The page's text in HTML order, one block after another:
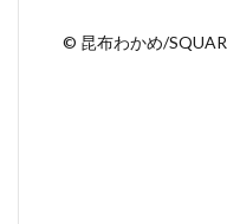
© 昆布わかめ/